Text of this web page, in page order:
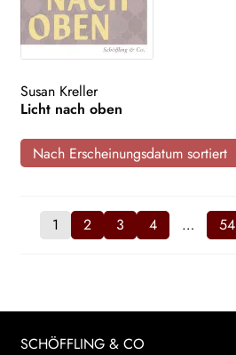
Susan Kreller
Licht nach oben
Nach Erscheinungsdatum sortiert
1 2 3 4 … 54
SCHÖFFLING & CO